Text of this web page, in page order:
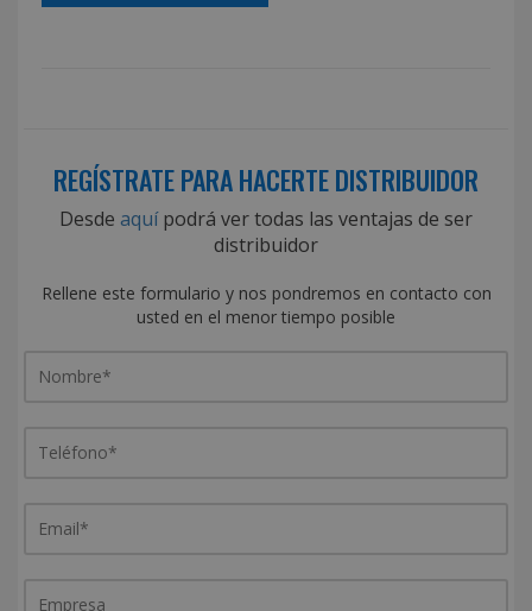
REGÍSTRATE PARA HACERTE DISTRIBUIDOR
Desde aquípodrá ver todas las ventajas de ser
distribuidor
Rellene este formulario y nos pondremos en contacto con
usted en el menor tiempo posible